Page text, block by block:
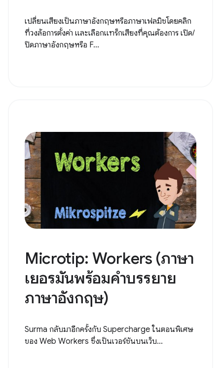
เปลี่ยนเสียงเป็นภาษาอังกฤษหรือภาษาเฟลมิชโดยคลิก
ที่วงล้อการตั้งค่า และเลือกแทร็กเสียงที่คุณต้องการ เปิด/
ปิดภาษาอังกฤษหรือ F...
Microtip: Workers (ภาษา
เยอรมันพร้อมคำบรรยาย
ภาษาอังกฤษ)
Surma กลับมาอีกครั้งกับ Supercharge ในตอนพิเศษ
ของ Web Workers ซึ่งเป็นเวอร์ชันบนเว็บ...